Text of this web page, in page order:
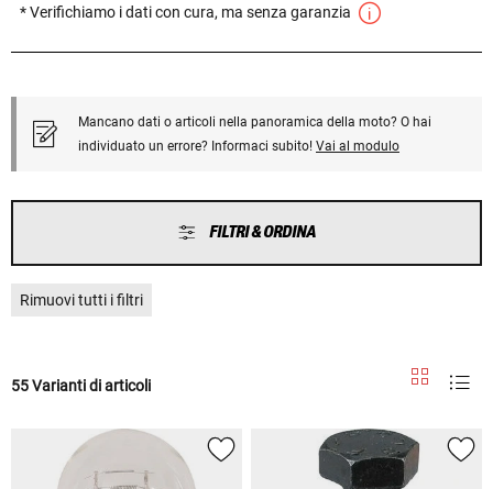
* Verifichiamo i dati con cura, ma senza garanzia
Mancano dati o articoli nella panoramica della moto? O hai
individuato un errore? Informaci subito! Vai al modulo
FILTRI & ORDINA
Rimuovi tutti i filtri
55 Varianti di articoli